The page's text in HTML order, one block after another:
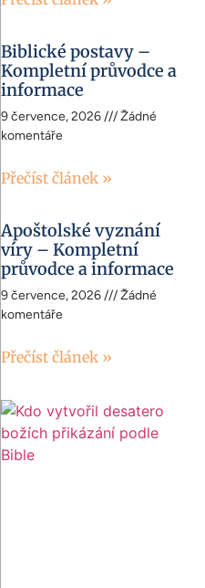
Biblické postavy –
Kompletní průvodce a
informace
9 července, 2026
Žádné
komentáře
Přečíst článek »
Apoštolské vyznání
víry – Kompletní
průvodce a informace
9 července, 2026
Žádné
komentáře
Přečíst článek »